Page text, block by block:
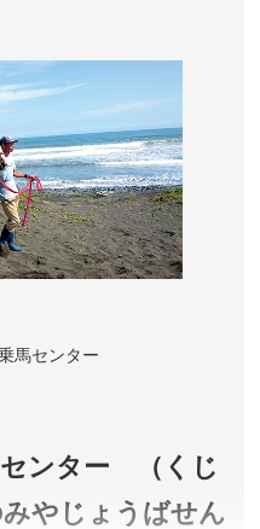
馬センター
センター （くじ
やじょうばせん